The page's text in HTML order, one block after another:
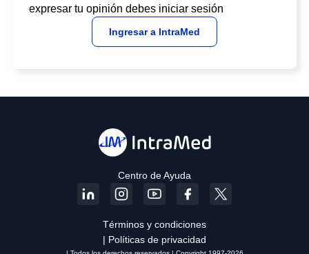
expresar tu opinión debes iniciar sesión
Ingresar a IntraMed
Centro de Ayuda
Términos y condiciones
| Políticas de privacidad